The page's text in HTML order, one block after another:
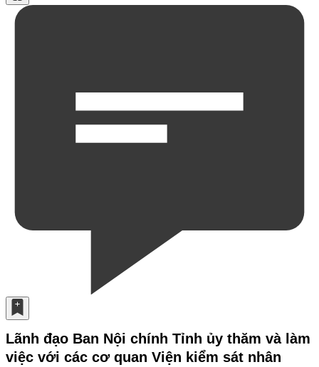
Lãnh đạo Ban Nội chính Tỉnh ủy thăm và làm
việc với các cơ quan Viện kiểm sát nhân